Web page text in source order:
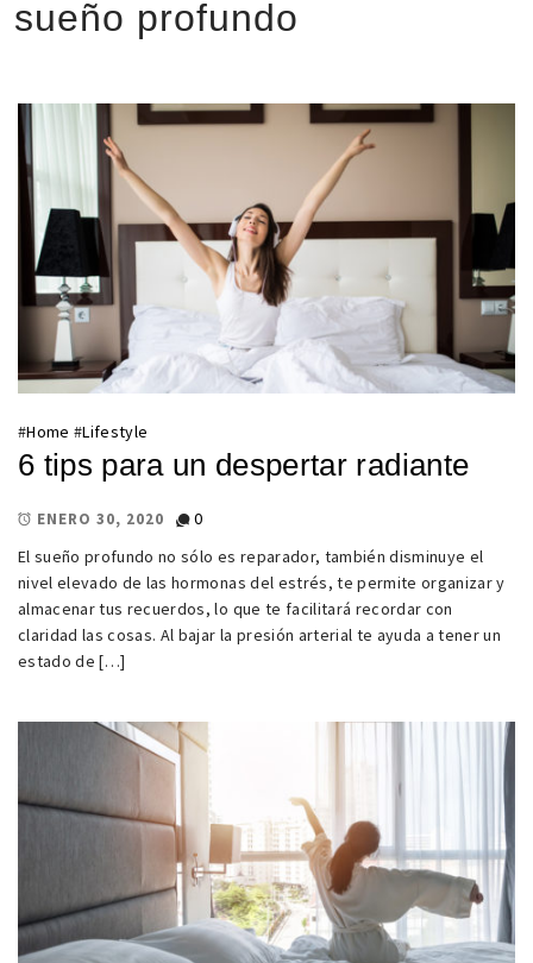
sueño profundo
#Home #Lifestyle
6 tips para un despertar radiante
ENERO 30, 2020
0
El sueño profundo no sólo es reparador, también disminuye el
nivel elevado de las hormonas del estrés, te permite organizar y
almacenar tus recuerdos, lo que te facilitará recordar con
claridad las cosas. Al bajar la presión arterial te ayuda a tener un
estado de […]